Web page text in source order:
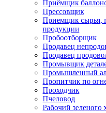
Приёмщик
Прессовщик
Приемщик сырья,
продукции
Пробоотборщик
Продавец
Продавец
Промывщик
Промышленный
Пропитчик по
Проходчик
Пчеловод
Рабочий зеленого